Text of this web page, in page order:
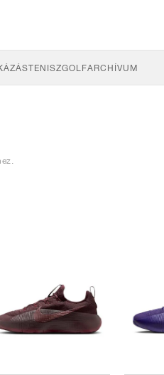
TENISZGOLFARCHÍVUM